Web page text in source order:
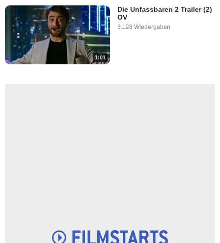
1:01
Die Unfassbaren 2 Trailer (2)
OV
3.128 Wiedergaben